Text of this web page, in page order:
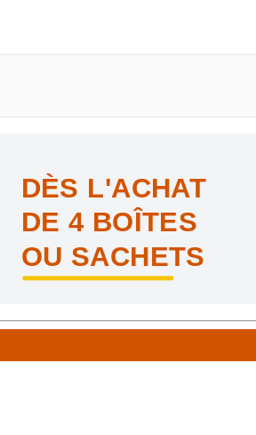
DÈS L'ACHAT
DE 4 BOÎTES
OU SACHETS
!